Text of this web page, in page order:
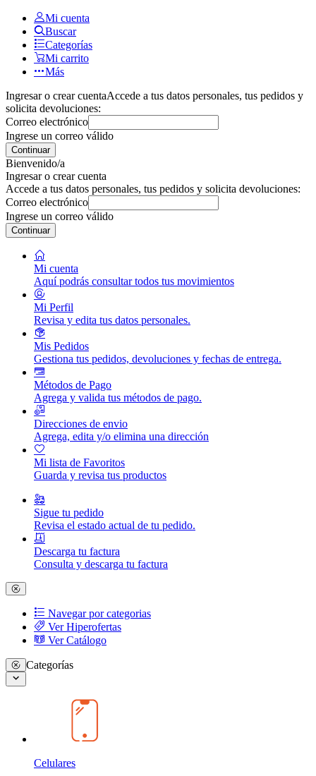
Mi cuenta
Buscar
Categorías
Mi carrito
Más
Ingresar o crear cuentaAccede a tus datos personales, tus pedidos y
solicita devoluciones:
Correo electrónico
Ingrese un correo válido
Continuar
Bienvenido/a
Ingresar o crear cuenta
Accede a tus datos personales, tus pedidos y solicita devoluciones:
Correo electrónico
Ingrese un correo válido
Continuar
Mi cuenta
Aquí podrás consultar todos tus movimientos
Mi Perfil
Revisa y edita tus datos personales.
Mis Pedidos
Gestiona tus pedidos, devoluciones y fechas de entrega.
Métodos de Pago
Agrega y valida tus métodos de pago.
Direcciones de envio
Agrega, edita y/o elimina una dirección
Mi lista de Favoritos
Guarda y revisa tus productos
Sigue tu pedido
Revisa el estado actual de tu pedido.
Descarga tu factura
Consulta y descarga tu factura
Navegar por categorias
Ver Hiperofertas
Ver Catálogo
Categorías
Celulares